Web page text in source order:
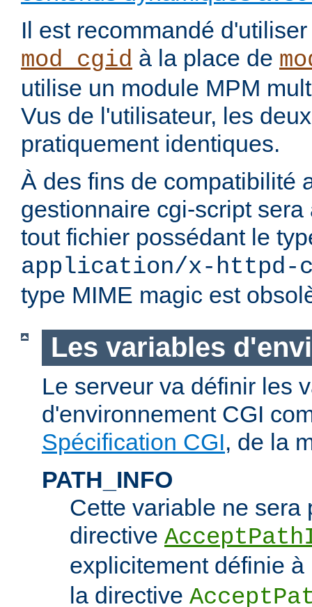
Il est recommandé
mod_cgid à la place de
utilise un module MPM
Vus de l'utilisateur, les
pratiquement identiques.
À des fins de compatibilité
gestionnaire cgi-script
tout fichier possédant le
application/x-httpd-
type MIME magic est
Les variables
Le serveur va définir les
d'environnement CGI
Spécification CGI, de la
PATH_INFO
Cette variable ne sera
directive
explicitement définie à
la directive